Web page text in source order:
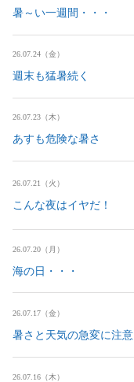
暑～い一週間・・・
26.07.24（金）
週末も猛暑続く
26.07.23（木）
あすも危険な暑さ
26.07.21（火）
こんな夜はイヤだ！
26.07.20（月）
海の日・・・
26.07.17（金）
暑さと天気の急変に注意
26.07.16（木）